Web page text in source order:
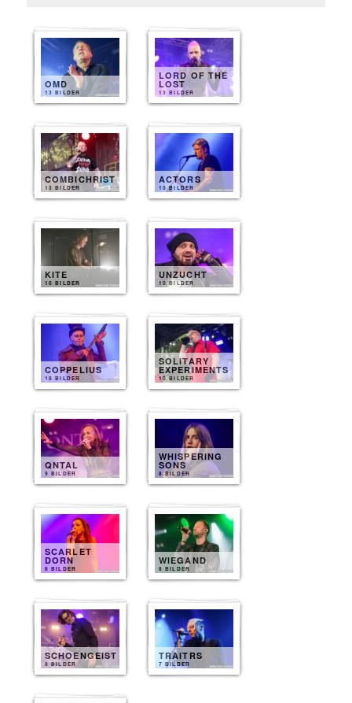
OMD
13 BILDER
LORD OF THE
LOST
13 BILDER
COMBICHRIST
13 BILDER
ACTORS
10 BILDER
KITE
10 BILDER
UNZUCHT
10 BILDER
COPPELIUS
10 BILDER
SOLITARY
EXPERIMENTS
10 BILDER
QNTAL
9 BILDER
WHISPERING
SONS
8 BILDER
SCARLET
DORN
8 BILDER
WIEGAND
8 BILDER
SCHOENGEIST
8 BILDER
TRAITRS
7 BILDER